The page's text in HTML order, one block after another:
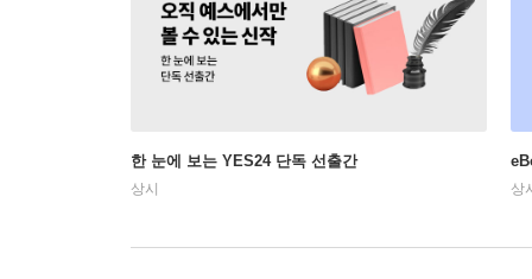
한 눈에 보는 YES24 단독 선출간
상시 상